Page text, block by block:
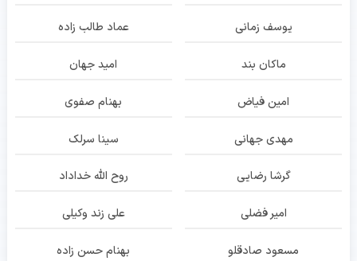
یوسف زمانی عماد طالب زاده
ماکان بند امید جهان
امین فیاض بهنام صفوی
مهدی جهانی سینا سرلک
گرشا رضایی روح الله خداداد
امیر فضلی علی زند وکیلی
مسعود صادقلو بهنام حسن زاده